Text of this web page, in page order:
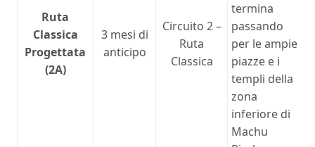
Ruta
Classica
Progettata
(2A)
3 mesi di
anticipo
Circuito 2 –
Ruta
Classica
termina
passando
per le ampie
piazze e i
templi della
zona
inferiore di
Machu